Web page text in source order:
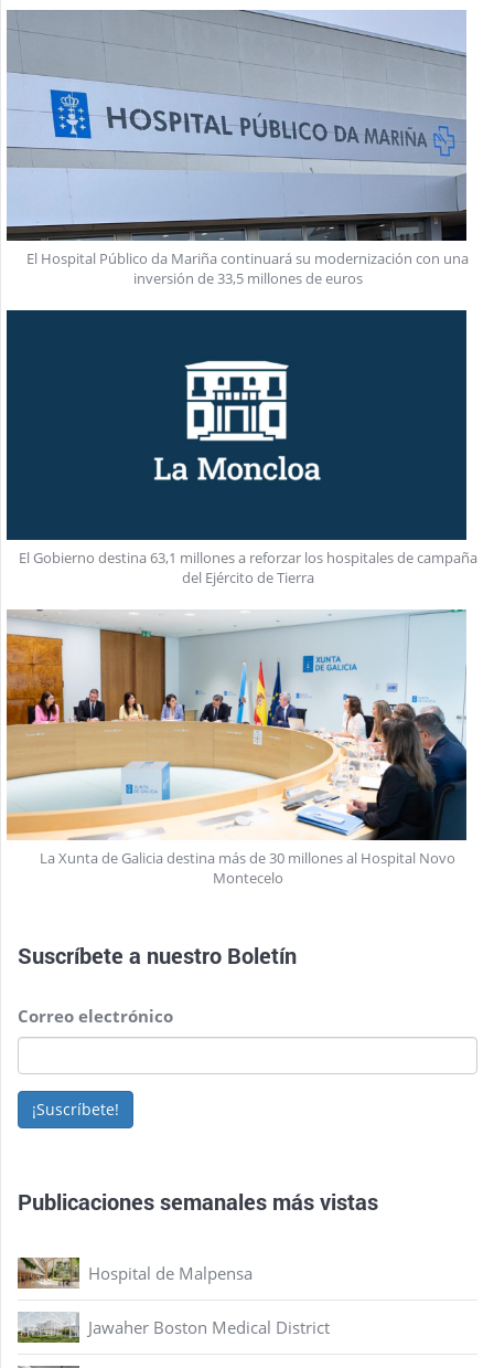
El Hospital Público da Mariña continuará su modernización con una
inversión de 33,5 millones de euros
El Gobierno destina 63,1 millones a reforzar los hospitales de campaña
del Ejército de Tierra
La Xunta de Galicia destina más de 30 millones al Hospital Novo
Montecelo
Suscríbete a nuestro Boletín
Correo electrónico
¡Suscríbete!
Publicaciones semanales más vistas
Hospital de Malpensa
Jawaher Boston Medical District